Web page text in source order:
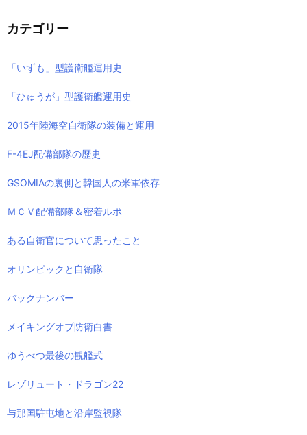
カテゴリー
「いずも」型護衛艦運用史
「ひゅうが」型護衛艦運用史
2015年陸海空自衛隊の装備と運用
F-4EJ配備部隊の歴史
GSOMIAの裏側と韓国人の米軍依存
ＭＣＶ配備部隊＆密着ルポ
ある自衛官について思ったこと
オリンピックと自衛隊
バックナンバー
メイキングオブ防衛白書
ゆうべつ最後の観艦式
レゾリュート・ドラゴン22
与那国駐屯地と沿岸監視隊